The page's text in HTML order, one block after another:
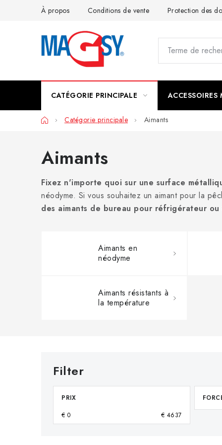
À propos Conditions de vente Protection des
CATÉGORIE PRINCIPALE
AccueilCatégorie principale Aimants
Aimants
Fixez n'importe quoi sur une surface
néodyme. Si vous souhaitez un aimant pour la
des aimants de bureau pour réfrigérateur
Aimants en
néodyme
Aimants résistants à
la température
PRIX
€ 0 € 4637